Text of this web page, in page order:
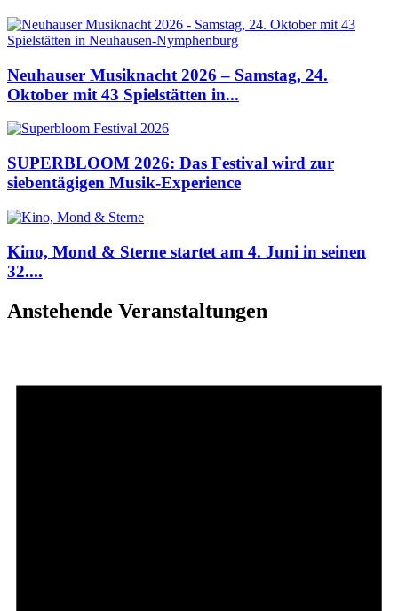
Neuhauser Musiknacht 2026 – Samstag, 24.
Oktober mit 43 Spielstätten in...
SUPERBLOOM 2026: Das Festival wird zur
siebentägigen Musik-Experience
Kino, Mond & Sterne startet am 4. Juni in seinen
32....
Anstehende Veranstaltungen